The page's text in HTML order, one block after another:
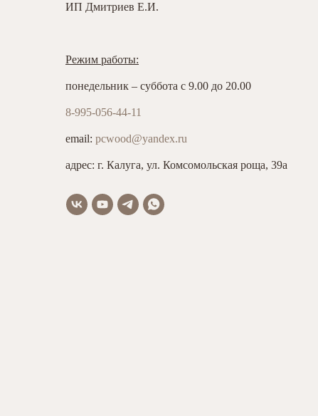
ИП Дмитриев Е.И.
Режим работы:
понедельник – суббота с 9.00 до 20.00
8-995-056-44-11
email: pcwood@yandex.ru
адрес: г. Калуга, ул. Комсомольская роща, 39а